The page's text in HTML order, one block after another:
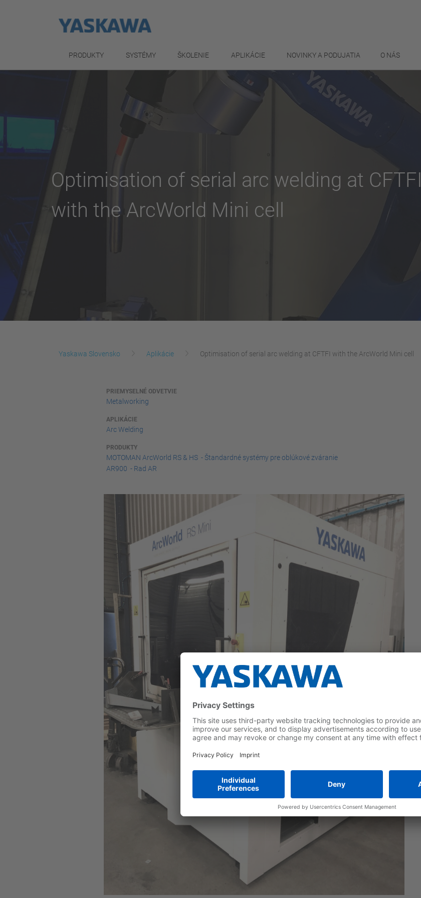
PRODUKTY SYSTÉMY ŠKOLENIE APLIKÁCIE NOVINKY A PODUJATIA O NÁS
Optimisation of serial arc welding at CFTFI
with the ArcWorld Mini cell
Yaskawa Slovensko Aplikácie Optimisation of serial arc welding at CFTFI with the ArcWorld Mini cell
PRIEMYSELNÉ ODVETVIE
Metalworking
APLIKÁCIE
Arc Welding
PRODUKTY
MOTOMAN ArcWorld RS & HS - Štandardné systémy pre oblúkové zváranie
AR900 - Rad AR